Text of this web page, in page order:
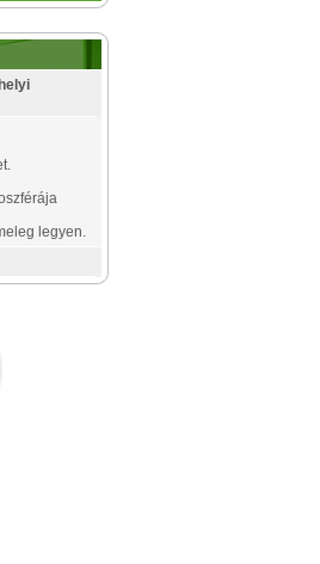
legyen.